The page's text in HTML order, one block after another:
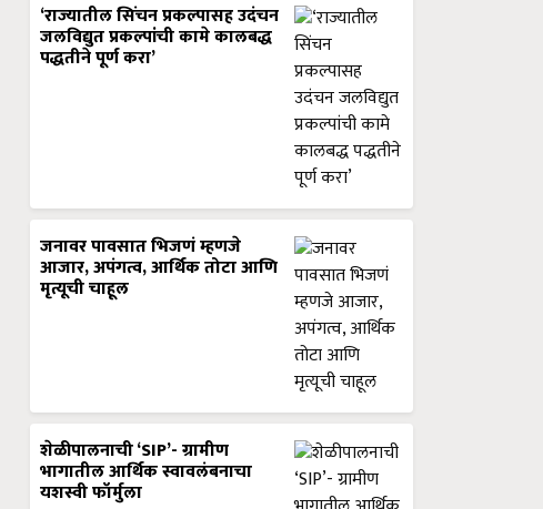
‘राज्यातील सिंचन प्रकल्पासह उदंचन
जलविद्युत प्रकल्पांची कामे कालबद्ध
पद्धतीने पूर्ण करा’
जनावर पावसात भिजणं म्हणजे
आजार, अपंगत्व, आर्थिक तोटा आणि
मृत्यूची चाहूल
शेळीपालनाची ‘SIP’- ग्रामीण
भागातील आर्थिक स्वावलंबनाचा
यशस्वी फॉर्मुला